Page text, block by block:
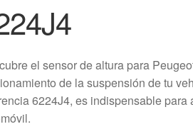
el sensor de altura para
de la suspensión de tu
6224J4, es indispensable